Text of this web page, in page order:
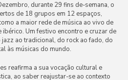
durante 29 fins de-semana, o
de 18 grupos em 12 espaços,
a maior rede de música ao vivo de
Um festivo encontro e cruzar de
ao tradicional, do rock ao fado, do
às músicas do mundo.
reafirma a sua vocação cultural e
ao saber reajustar-se ao contexto